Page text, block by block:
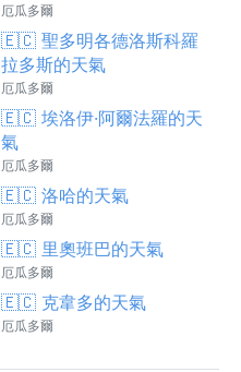
厄瓜多爾
🇪🇨 聖多明各德洛斯科羅
拉多斯的天氣
厄瓜多爾
🇪🇨 埃洛伊·阿爾法羅的天
氣
厄瓜多爾
🇪🇨 洛哈的天氣
厄瓜多爾
🇪🇨 里奧班巴的天氣
厄瓜多爾
🇪🇨 克韋多的天氣
厄瓜多爾